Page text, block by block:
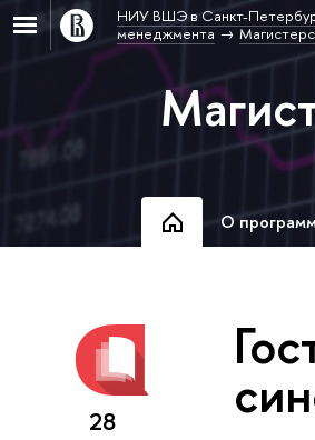
НИУ ВШЭ в Санкт-
менеджмента
О
28